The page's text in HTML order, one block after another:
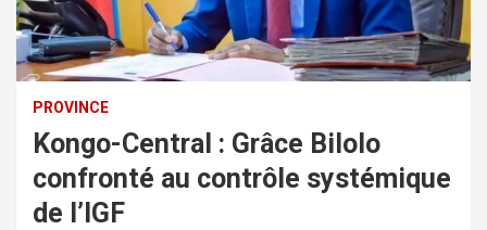
PROVINCE
Kongo-Central : Grâce Bilolo
confronté au contrôle systémique
de l’IGF